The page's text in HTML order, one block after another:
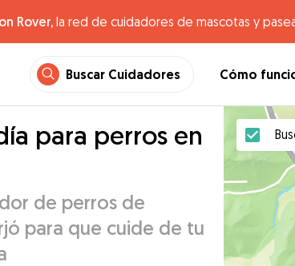
Rover, la red de cuidadores de mascotas y
Buscar Cuidadores Cómo
para perros en
de perros de
para que cuide de tu